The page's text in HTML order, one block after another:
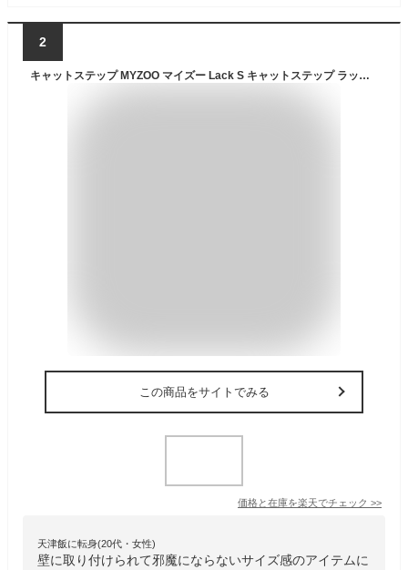
2
キャットステップ MYZOO マイズー Lack S キャットステップ ラック S 2枚セット 【メッセージカード対応】 猫 キャットステップ キャットウォーク 壁付け 壁掛け 木製 シンプル MY ZOO 北欧
この商品をサイトでみる
価格と在庫を楽天でチェック >>
天津飯に転身(20代・女性)
壁に取り付けられて邪魔にならないサイズ感のアイテムに